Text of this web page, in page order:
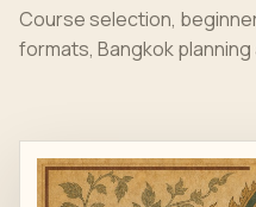
Course selection,
formats, Bangkok